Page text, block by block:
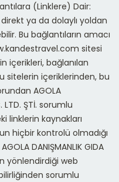
(Linklere) Dair:
ya da dolaylı yoldan
Bu bağlantıların amacı
sitesi
içerikleri, bağlanılan
sitelerin içeriklerinden, bu
AGOLA
LTD. ŞTİ. sorumlu
linklerin kaynakları
hiçbir kontrolü olmadığı
DANIŞMANLIK GIDA
yönlendirdiği web
sorumlu